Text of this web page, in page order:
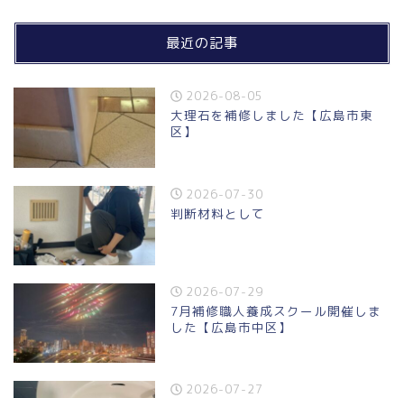
最近の記事
2026-08-05
大理石を補修しました【広島市東
区】
2026-07-30
判断材料として
2026-07-29
7月補修職人養成スクール開催しま
した【広島市中区】
2026-07-27